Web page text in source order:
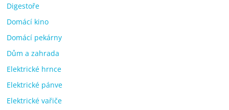
Digestoře
Domácí kino
Domácí pekárny
Dům a zahrada
Elektrické hrnce
Elektrické pánve
Elektrické vařiče